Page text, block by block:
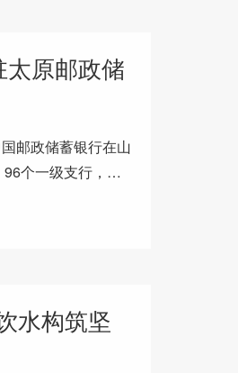
原邮政储
邮政储蓄银行在山
个一级支行，覆
水构筑坚